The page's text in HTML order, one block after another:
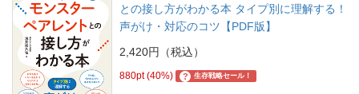
との接し方がわかる本 タイプ別に理解する！
声がけ・対応のコツ【PDF版】
2,420円（税込）
880pt (40%) ? 生存戦略セール！